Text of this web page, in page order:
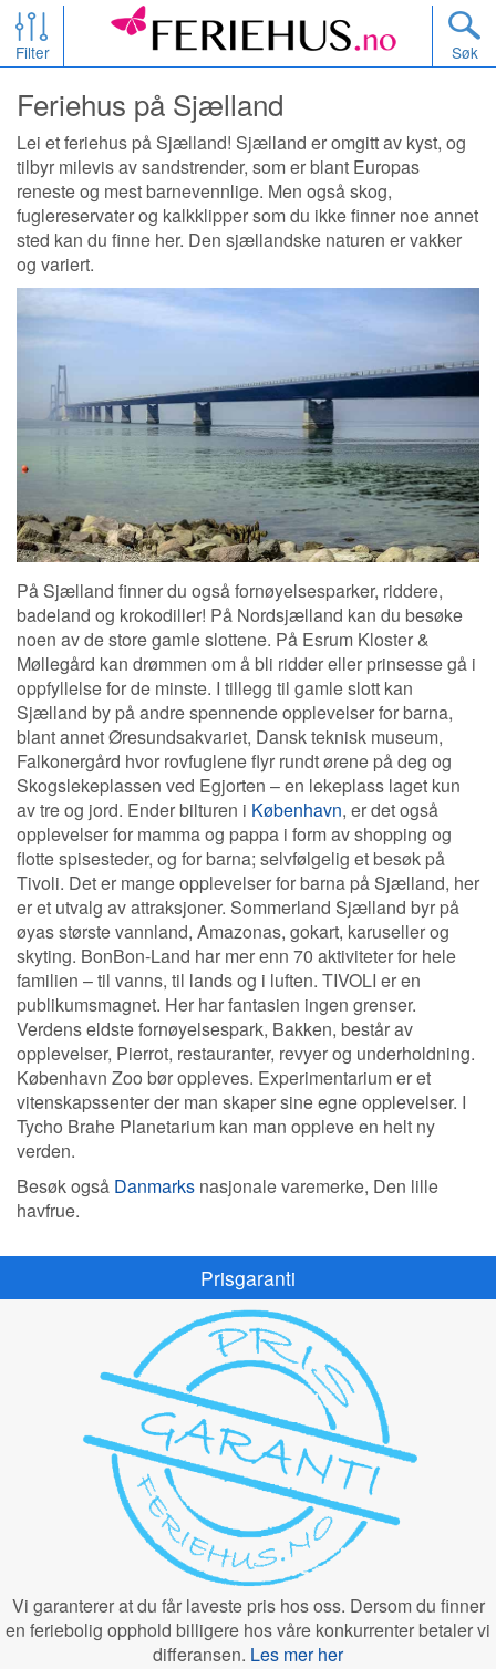
Filter Søk
Feriehus på Sjælland
Lei et feriehus på Sjælland! Sjælland er omgitt av kyst, og
tilbyr milevis av sandstrender, som er blant Europas
reneste og mest barnevennlige. Men også skog,
fuglereservater og kalkklipper som du ikke finner noe annet
sted kan du finne her. Den sjællandske naturen er vakker
og variert.
På Sjælland finner du også fornøyelsesparker, riddere,
badeland og krokodiller! På Nordsjælland kan du besøke
noen av de store gamle slottene. På Esrum Kloster &
Møllegård kan drømmen om å bli ridder eller prinsesse gå i
oppfyllelse for de minste. I tillegg til gamle slott kan
Sjælland by på andre spennende opplevelser for barna,
blant annet Øresundsakvariet, Dansk teknisk museum,
Falkonergård hvor rovfuglene flyr rundt ørene på deg og
Skogslekeplassen ved Egjorten – en lekeplass laget kun
av tre og jord. Ender bilturen i København, er det også
opplevelser for mamma og pappa i form av shopping og
flotte spisesteder, og for barna; selvfølgelig et besøk på
Tivoli. Det er mange opplevelser for barna på Sjælland, her
er et utvalg av attraksjoner. Sommerland Sjælland byr på
øyas største vannland, Amazonas, gokart, karuseller og
skyting. BonBon-Land har mer enn 70 aktiviteter for hele
familien – til vanns, til lands og i luften. TIVOLI er en
publikumsmagnet. Her har fantasien ingen grenser.
Verdens eldste fornøyelsespark, Bakken, består av
opplevelser, Pierrot, restauranter, revyer og underholdning.
København Zoo bør oppleves. Experimentarium er et
vitenskapssenter der man skaper sine egne opplevelser. I
Tycho Brahe Planetarium kan man oppleve en helt ny
verden.
Besøk også Danmarks nasjonale varemerke, Den lille
havfrue.
Prisgaranti
Vi garanterer at du får laveste pris hos oss. Dersom du finner
en feriebolig opphold billigere hos våre konkurrenter betaler vi
differansen. Les mer her